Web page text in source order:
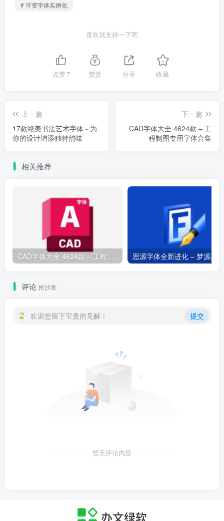
# 可变字体实例化
喜欢就支持一下吧
点赞7 赞赏 分享 收藏
上一篇
17款绝美书法艺术字体 - 为
你的设计增添独特韵味
下一篇
CAD字体大全 4624款 – 工
程制图专用字体合集
相关推荐
CAD字体大全 4624款 – 工程制图专用字体合集
评论 抢沙发
欢迎您留下宝贵的见解！ 提交
暂无评论内容